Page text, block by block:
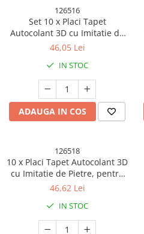
Tapet 3D Autoadeziv
Umidificatoare
Uscatoare si Standere Haine
Articole pentru Gradina si Bricolaj
Articole pentru Iluminat
Corpuri de iluminat
Lampi de veghe
Articole si, Echipamente pentru
Pelerine, Umbrele si Accesorii
Videoproiectoare
126516
Set 10 x Placi Tapet
Autocolant 3D cu Imitatie de
Pietre, pentru Perete
Curatat, Rezistent la Apa,
Autoadeziv, 30x30 cm, Gri
46,05 Lei
IN STOC
ADAUGA IN COS
126518
10 x Placi Tapet Autocolant 3D
cu Imitatie de Pietre, pentru
Perete Bucatarie Sufragerie,
Apa, Autoadeziv, 30x30 cm,
Maro
46,62 Lei
IN STOC